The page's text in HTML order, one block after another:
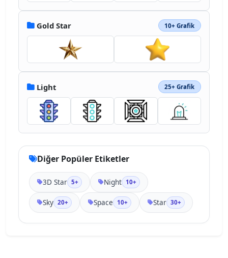
Gold Star 10+ Grafik
Light 25+ Grafik
Diğer Popüler Etiketler
3D Star 5+ Night 10+
Sky 20+ Space 10+ Star 30+